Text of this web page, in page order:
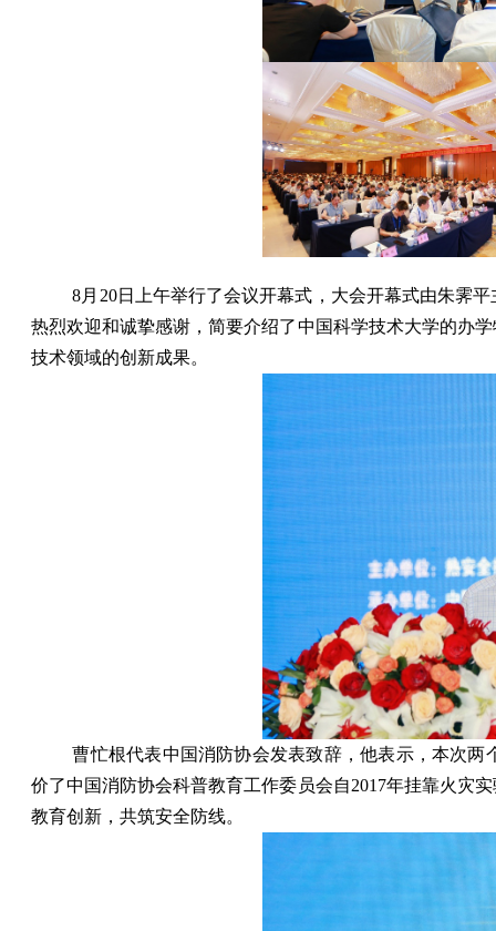
8月 20日上午举行了会议开幕式，大会开幕式由朱霁
热烈欢迎和诚挚感谢，简要介绍了中国科学技术大学的办
技术领域的创新成果。
曹忙根代表中国消防协会发表致辞，他表示，本次
价了中国消防协会科普教育工作委员会自2017年挂靠火灾
教育创新，共筑安全防线。